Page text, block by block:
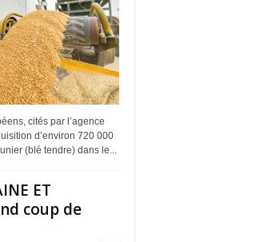
cités par l’agence
d’environ 720 000
(blé tendre) dans le...
ET
coup de